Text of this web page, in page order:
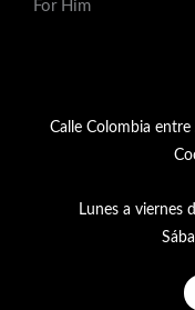
For Him
Calle Colombia
Lunes a viernes